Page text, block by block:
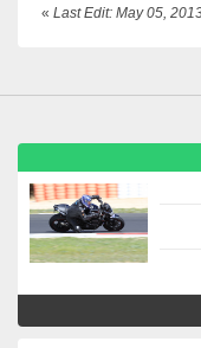
« Last Edit: May 05,